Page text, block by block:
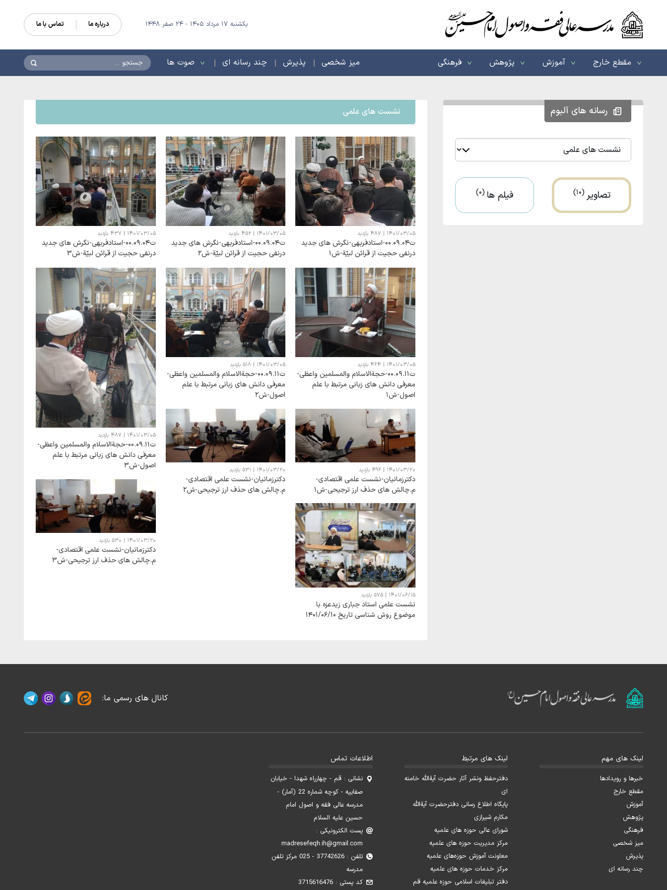
یکشنبه 17 مرداد 1405 - 24 صفر 1448 درباره ما تماس با ما
مقطع خارج آموزش پژوهش فرهنگی میز شخصی پذیرش چند رسانه ای صوت ها جستجو
رسانه های آلبوم
تصاویر (10) فیلم ها (0)
نشست های علمی
1401/03/05
| 487 بازدید
ت00.09.04-استادفربهی-نگرش های جدید
درنفی حجیت از قرائن لبیّة-ش1
1401/03/05
| 452 بازدید
ت00.09.04-استادفربهی-نگرش های جدید
درنفی حجیت از قرائن لبیّة-ش2
1401/03/05
| 437 بازدید
ت00.09.04-استادفربهی-نگرش های جدید
درنفی حجیت از قرائن لبیّة-ش3
1401/03/05
|464 بازدید
ت00.09.11-حجةالاسلام والمسلمین واعظی-
معرفی دانش های زبانی مرتبط با علم
اصول-ش1
1401/03/05
| 518 بازدید
ت00.09.11-حجةالاسلام والمسلمین واعظی-
معرفی دانش های زبانی مرتبط با علم
اصول-ش2
1401/03/05
| 487 بازدید
ت00.09.11-حجةالاسلام والمسلمین واعظی-
معرفی دانش های زبانی مرتبط با علم
اصول-ش3
1401/03/20
|496 بازدید
دکترزمانیان-نشست علمی اقتصادی-
م.چالش های حذف ارز ترجیحی-ش1
1401/03/20
| 531 بازدید
دکترزمانیان-نشست علمی اقتصادی-
م.چالش های حذف ارز ترجیحی-ش2
1401/03/20
| 530 بازدید
دکترزمانیان-نشست علمی اقتصادی-
م.چالش های حذف ارز ترجیحی-ش3
1401/06/15
|575 بازدید
نشست علمی استاد جباری زیدعزه با
موضوع روش شناسی تاریخ 1401/06/10
کانال های رسمی ما:
لینک های مهم
خبرها و رویدادها
مقطع خارج
آموزش
پژوهش
فرهنگی
میز شخصی
پذیرش
چند رسانه ای
لینک های مرتبط
دفترحفظ ونشر آثار حضرت آیةالله خامنه
ای
پایگاه اطلاع رسانی دفترحضرت آیةالله
مکارم شیرازی
شورای عالی حوزه های علمیه
مرکز مدیریت حوزه های علمیه
معاونت آموزش حوزه‌های علمیه
مرکز خدمات حوزه های علمیه
دفتر تبلیغات اسلامی حوزه علمیه قم
اطلاعات تماس
نشانی : قم - چهارراه شهدا - خیابان
صفاییه - کوچه شماره 22 (آمار) -
مدرسه عالی فقه و اصول امام
حسین علیه السلام
پست الکترونیکی :
madresefeqh.ih@gmail.com
تلفن : 37742626 - 025 مرکز تلفن
مدرسه
کد پستی : 3715616476